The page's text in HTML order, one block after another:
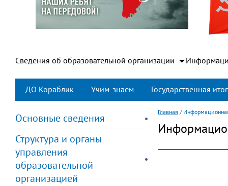
Сведения об образовательной организации
ДО Кораблик Учим-знаем Государственная
Основные сведения
Структура и органы
управления
образовательной
организацией
Главная /